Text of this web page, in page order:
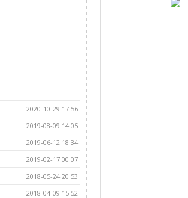
2020-10-29 17:56
2019-08-09 14:05
2019-06-12 18:34
2019-02-17 00:07
2018-05-24 20:53
2018-04-09 15:52